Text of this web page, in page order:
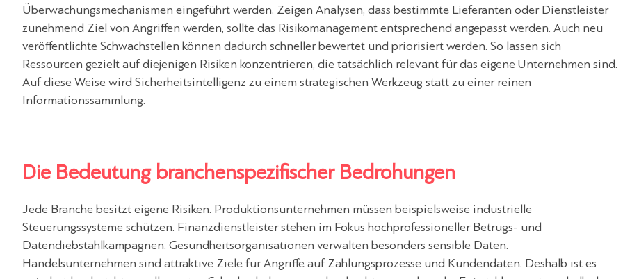
Überwachungsmechanismen eingeführt werden. Zeigen Analysen, dass bestimmte Lieferanten oder Dienstleister
zunehmend Ziel von Angriffen werden, sollte das Risikomanagement entsprechend angepasst werden. Auch neu
veröffentlichte Schwachstellen können dadurch schneller bewertet und priorisiert werden. So lassen sich
Ressourcen gezielt auf diejenigen Risiken konzentrieren, die tatsächlich relevant für das eigene Unternehmen sind.
Auf diese Weise wird Sicherheitsintelligenz zu einem strategischen Werkzeug statt zu einer reinen
Informationssammlung.
Die Bedeutung branchenspezifischer Bedrohungen
Jede Branche besitzt eigene Risiken. Produktionsunternehmen müssen beispielsweise industrielle
Steuerungssysteme schützen. Finanzdienstleister stehen im Fokus hochprofessioneller Betrugs- und
Datendiebstahlkampagnen. Gesundheitsorganisationen verwalten besonders sensible Daten.
Handelsunternehmen sind attraktive Ziele für Angriffe auf Zahlungsprozesse und Kundendaten. Deshalb ist es